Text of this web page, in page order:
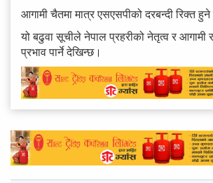
आगामी चैतमा मात्र एसएसपीको दरबन्दी रिक्त
यो बढुवा सूचीले नेपाल प्रहरीको नेतृत्व र आगामी
प्रभाव पार्ने देखिन्छ।